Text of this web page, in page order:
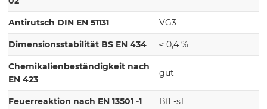
Antirutsch DIN EN 51131 VG3
Dimensionsstabilität BS EN 434 ≤ 0,4 %
Chemikalienbeständigkeit nach
EN 423
gut
Feuerreaktion nach EN 13501 -1 Bfl -s1